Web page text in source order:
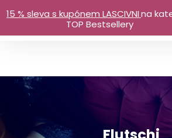
15 % sleva s kupónem LASCIVNIna
TOP Bestsellery